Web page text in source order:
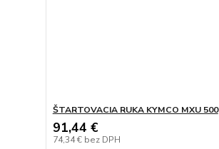
ŠTARTOVACIA RUKA KYMCO MXU 500
91,44 €
74,34 € bez DPH